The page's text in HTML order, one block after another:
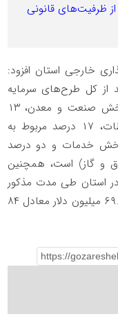
ظرفیت‌های قانونی
خارجی استان افزود:
ابتدایی سال جاری ۶۱ درصد از کل طرح‌های سرمایه
گذاری خارجی مصوب استان مربوط به بخش صنعت و معدن، ۱۳
درصد مربوط به بخش حمل‌ونقل و ارتباطات، ۱۷ درصد مربوط به
خدمات و دو درصد
و گاز) است، همچنین
در استان طی مدت مذکور
مربوط به بخش صنعت و معدن به میزان ۶۹.۷ میلیون دلار معادل ۸۴